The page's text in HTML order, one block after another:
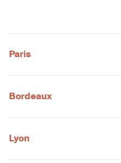
Paris
Bordeaux
Lyon